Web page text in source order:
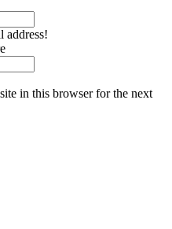
address!
in this browser for the next